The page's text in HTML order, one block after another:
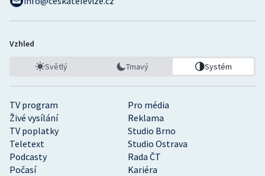
TV program
Pro média
Živé vysílání
Reklama
TV poplatky
Studio Brno
Teletext
Studio Ostrava
Podcasty
Rada ČT
Počasí
Kariéra
Vzhled
Světlý Tmavý Systém